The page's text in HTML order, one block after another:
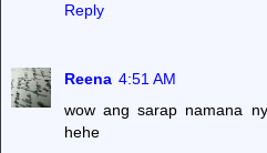
Reply
Reena 4:51 AM
wow ang sarap namana
hehe